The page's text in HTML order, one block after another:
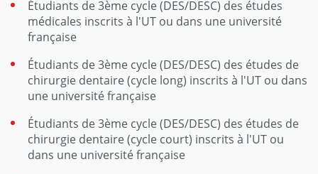
Étudiants de 3ème cycle (DES/DESC) des études
médicales inscrits à l'UT ou dans une université
française
Étudiants de 3ème cycle (DES/DESC) des études de
chirurgie dentaire (cycle long) inscrits à l'UT ou dans
une université française
Étudiants de 3ème cycle (DES/DESC) des études de
chirurgie dentaire (cycle court) inscrits à l'UT ou
dans une université française